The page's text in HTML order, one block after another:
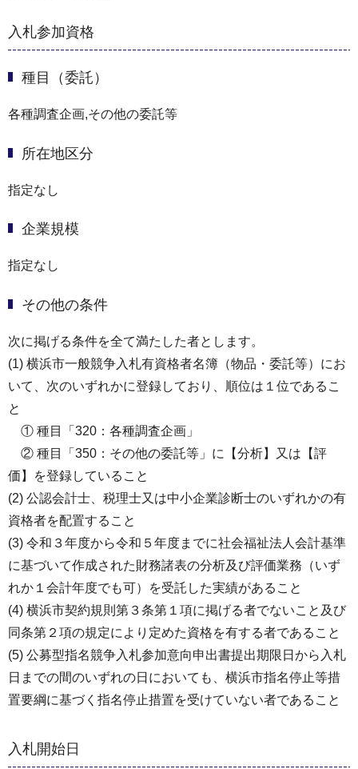
入札参加資格
種目（委託）
各種調査企画,その他の委託等
所在地区分
指定なし
企業規模
指定なし
その他の条件
次に掲げる条件を全て満たした者とします。
(1) 横浜市⼀般競争⼊札有資格者名簿（物品・委託等）にお
いて、次のいずれかに登録しており、順位は１位であるこ
と
① 種目「320：各種調査企画」
② 種目「350：その他の委託等」に【分析】又は【評
価】を登録していること
(2) 公認会計士、税理士又は中小企業診断士のいずれかの有
資格者を配置すること
(3) 令和３年度から令和５年度までに社会福祉法人会計基準
に基づいて作成された財務諸表の分析及び評価業務（いず
れか１会計年度でも可）を受託した実績があること
(4) 横浜市契約規則第３条第１項に掲げる者でないこと及び
同条第２項の規定により定めた資格を有する者であること
(5) 公募型指名競争入札参加意向申出書提出期限日から入札
日までの間のいずれの日においても、横浜市指名停止等措
置要綱に基づく指名停止措置を受けていない者であること
入札開始日